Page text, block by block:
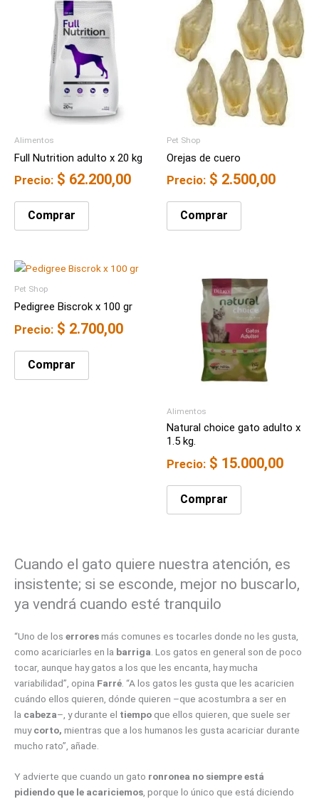
Alimentos
Full Nutrition adulto x 20 kg
Precio: $ 62.200,00
Comprar
Pet Shop
Orejas de cuero
Precio: $ 2.500,00
Comprar
Pet Shop
Pedigree Biscrok x 100 gr
Precio: $ 2.700,00
Comprar
Alimentos
Natural choice gato adulto x
1.5 kg.
Precio: $ 15.000,00
Comprar
Cuando el gato quiere nuestra atención, es
insistente; si se esconde, mejor no buscarlo,
ya vendrá cuando esté tranquilo
“Uno de los erroresmás comunes es tocarles donde no les gusta,
como acariciarles en la barriga . Los gatos en general son de poco
tocar, aunque hay gatos a los que les encanta, hay mucha
variabilidad”, opina Farré . “A los gatos les gusta que les acaricien
cuándo ellos quieren, dónde quieren –que acostumbra a ser en
la cabeza–, y durante el tiempo que ellos quieren, que suele ser
muycorto, mientras que a los humanos les gusta acariciar durante
mucho rato”, añade.
Y advierte que cuando un gato ronronea no siempre está
pidiendo que le acariciemos, porque lo único que está diciendo